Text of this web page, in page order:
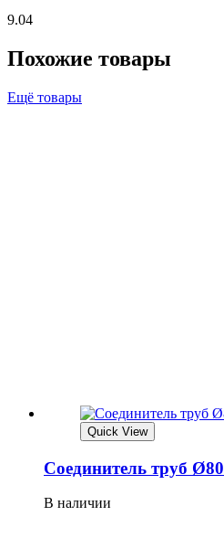
9.04
Похожие товары
Ещё товары
Quick View
Соединитель труб Ø80
В наличии